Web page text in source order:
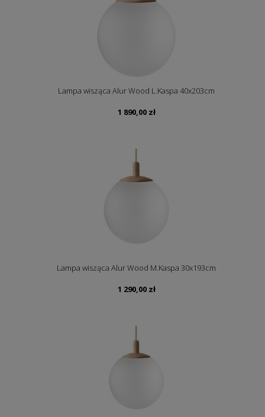
Lampa wisząca Alur Wood L.Kaspa 40x203cm
1 890,00 zł
Lampa wisząca Alur Wood M.Kaspa 30x193cm
1 290,00 zł